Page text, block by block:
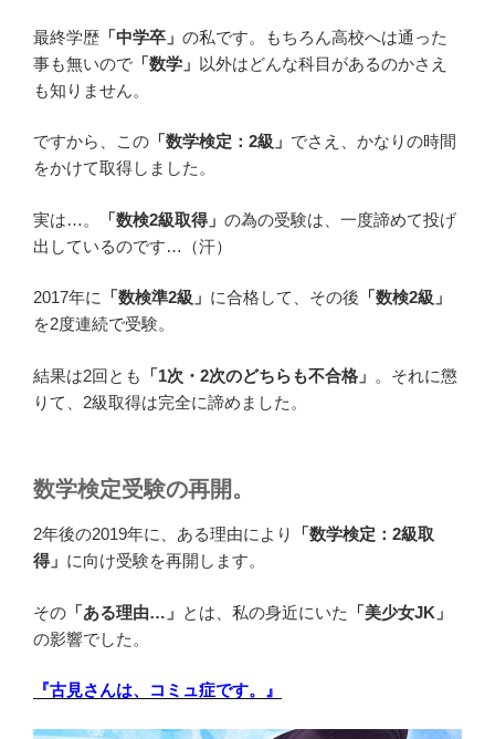
最終学歴 「中学卒」 の私です。もちろん高校へは通った
事も無いので 「数学」 以外はどんな科目があるのかさえ
も知りません。
ですから、この 「数学検定：2級」 でさえ、かなりの時間
をかけて取得しました。
実は…。 「数検2級取得」 の為の受験は、一度諦めて投げ
出しているのです…（汗）
2017年に 「数検準2級」 に合格して、その後 「数検2級」
を2度連続で受験。
結果は2回とも 「1次・2次のどちらも不合格」 。それに懲
りて、2級取得は完全に諦めました。
数学検定受験の再開。
2年後の2019年に、ある理由により
「数学検定：2級取
得」 に向け受験を再開します。
その 「ある理由…」 とは、私の身近にいた
「美少女JK」
の影響でした。
『古見さんは、コミュ症です。』